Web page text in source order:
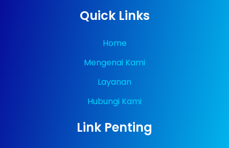
Quick Links
Home
Mengenai Kami
Layanan
Hubungi Kami
Link Penting